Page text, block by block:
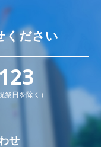
ください
日を除く）
せ